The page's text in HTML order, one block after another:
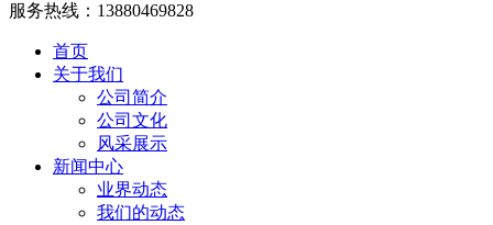
服务热线： 13880469828
首页
关于我们
公司简介
公司文化
风采展示
新闻中心
业界动态
我们的动态